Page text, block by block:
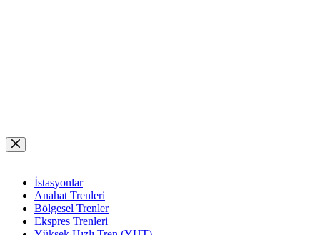
Skip
to
İstasyonlar
Anahat Trenleri
Bölgesel Trenler
Ekspres Trenleri